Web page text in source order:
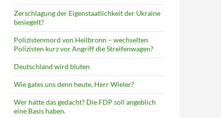
Zerschlagung der Eigenstaatlichkeit der Ukraine
besiegelt?
Polizistenmord von Heilbronn – wechselten
Polizisten kurz vor Angriff die Streifenwagen?
Deutschland wird bluten
Wie gates uns denn heute, Herr Wieler?
Wer hätte das gedacht? Die FDP soll angeblich
eine Basis haben.